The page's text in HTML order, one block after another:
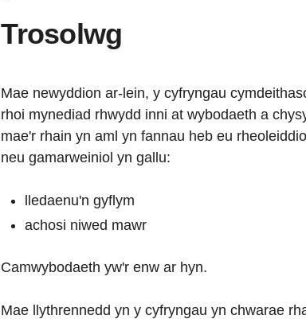
Trosolwg
Mae newyddion ar-lein, y cyfryngau
rhoi mynediad rhwydd inni at wybodaeth a
mae'r rhain yn aml yn fannau heb eu
neu gamarweiniol yn gallu:
lledaenu'n gyflym
achosi niwed mawr
Camwybodaeth yw'r enw ar hyn.
Mae llythrennedd yn y cyfryngau yn chwarae